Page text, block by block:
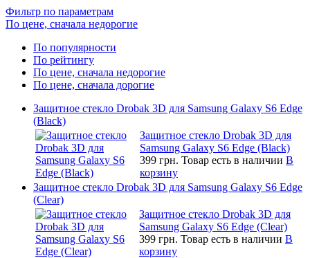
Фильтр по параметрам
По цене, сначала недорогие
По популярности
По рейтингу
По цене, сначала недорогие
По цене, сначала дорогие
Защитное стекло Drobak 3D для Samsung Galaxy S6 Edge
(Black)
Защитное стекло Drobak 3D для
Samsung Galaxy S6 Edge (Black)
399 грн. Товар есть в наличии В
корзину
Защитное стекло Drobak 3D для Samsung Galaxy S6 Edge
(Clear)
Защитное стекло Drobak 3D для
Samsung Galaxy S6 Edge (Clear)
399 грн. Товар есть в наличии В
корзину